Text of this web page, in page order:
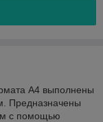
А4 выполнены
Предназначены
с помощью